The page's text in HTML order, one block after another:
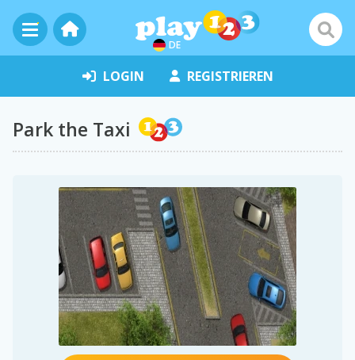
DE
LOGIN REGISTRIEREN
Park the Taxi